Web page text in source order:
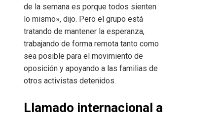
de la semana es porque todos sienten
lo mismo», dijo. Pero el grupo está
tratando de mantener la esperanza,
trabajando de forma remota tanto como
sea posible para el movimiento de
oposición y apoyando a las familias de
otros activistas detenidos.
Llamado internacional a